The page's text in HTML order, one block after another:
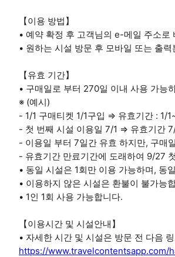
【이용 방법】
• 예약 확정 후 고객님의 e-메일 주소로
• 원하는 시설 방문 후 모바일 또는 출
【유효 기간】
• 구매일로 부터 270일 이내 사용 가능
※ (예시)
- 1/1 구매티켓 1/1구입 ⇒ 유효기간 : 1/
- 첫 번째 시설 이용일 7/1 ⇒ 유효기간
- 이용일 부터 7일간 유효 하지만, 구매
- 유효기간 만료기간에 도래하여 9/27
• 동일 시설은 1회만 이용 가능하며, 동
• 이용하지 않은 시설은 환불이 불가능
• 1인 1회 사용 가능합니다.
【이용시간 및 시설안내】
• 자세한 시간 및 시설은 방문 전 다음
https://